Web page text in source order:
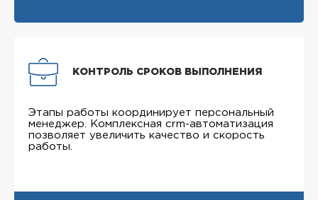
КОНТРОЛЬ СРОКОВ ВЫПОЛНЕНИЯ
Этапы работы координирует персональный
менеджер. Комплексная crm-автоматизация
позволяет увеличить качество и скорость
работы.